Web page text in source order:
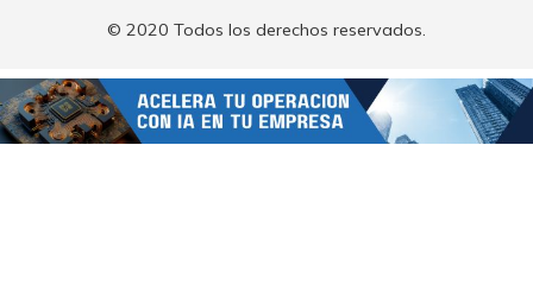
© 2020 Todos los derechos reservados.